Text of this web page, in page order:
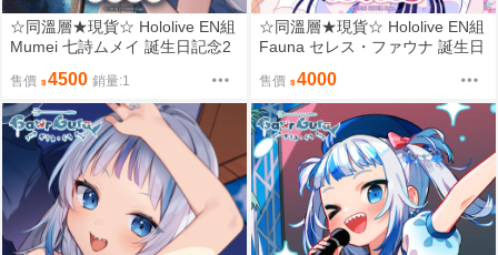
☆同溫層★現貨☆ Hololive EN組
Mumei 七詩ムメイ 誕生日記念2
售價 4500 銷量:1
☆同溫層★現貨☆ Hololive EN組
Fauna セレス・ファウナ 誕生日
售價 4000